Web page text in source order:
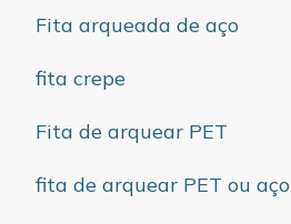
Fita arqueada de aço
fita crepe
Fita de arquear PET
fita de arquear PET ou aço